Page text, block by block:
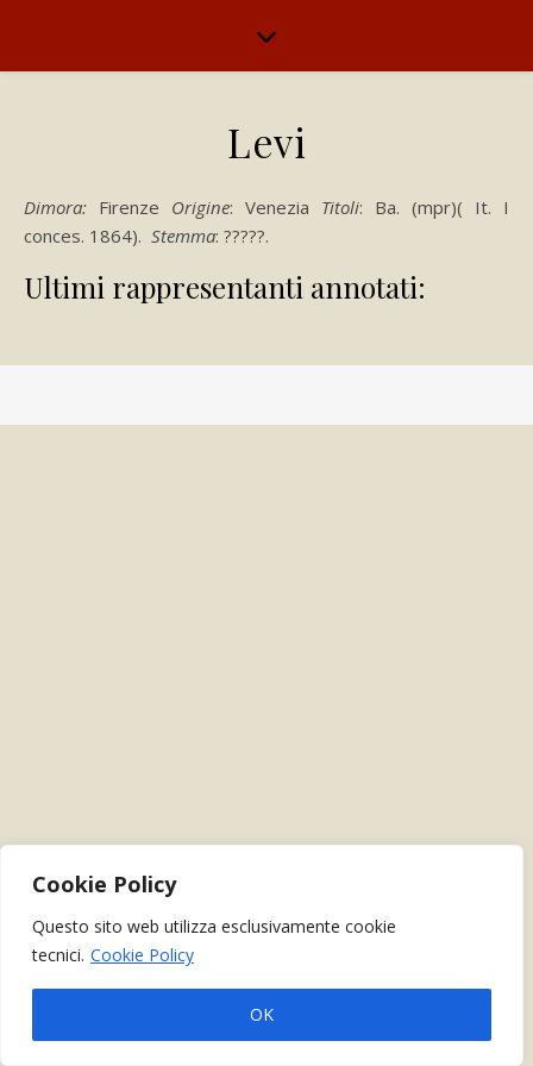
Cookie Policy
Questo sito web utilizza esclusivamente cookie
tecnici. Cookie Policy
OK
Levi
Dimora: Firenze Origine: Venezia Titoli: Ba. (mpr)( It. I
conces. 1864). Stemma: ?????.
Ultimi rappresentanti annotati: